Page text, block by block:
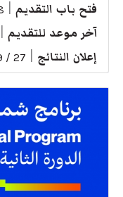
فتح باب التقديم
آخر موعد للتقديم
إعلان النتائج 27 / 9 / 2024